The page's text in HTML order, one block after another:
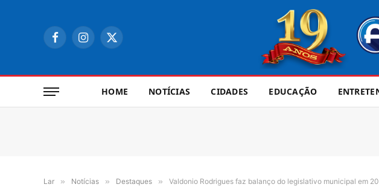
FacebookInstagram
X
HOME NOTÍCIAS CIDADES EDUCAÇÃO
Lar » Notícias » Destaques » Valdonio Rodrigues faz balanço do legislativo municipal em